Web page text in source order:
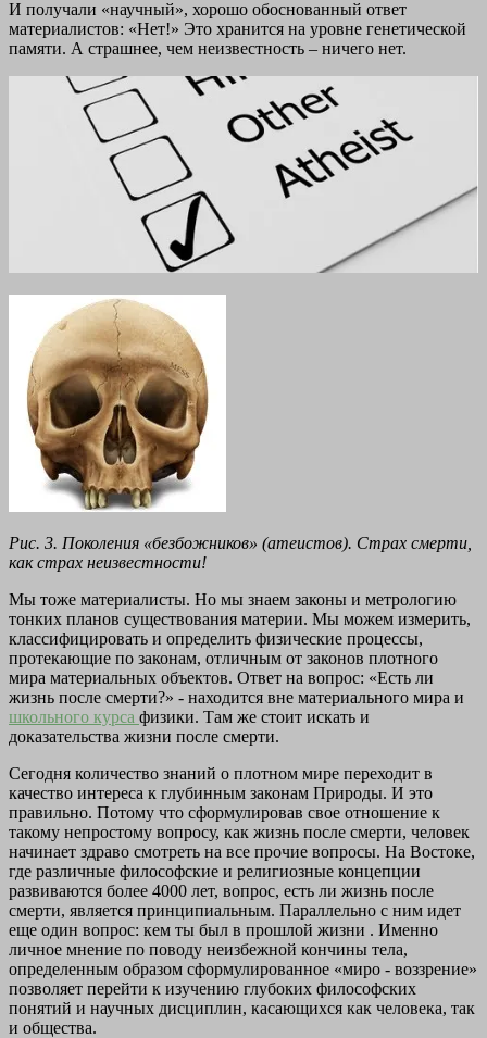
И получали «научный», хорошо обоснованный ответ
материалистов: «Нет!» Это хранится на уровне генетической
памяти. А страшнее, чем неизвестность – ничего нет.
Рис. 3. Поколения «безбожников» (атеистов). Страх смерти,
как страх неизвестности!
Мы тоже материалисты. Но мы знаем законы и метрологию
тонких планов существования материи. Мы можем измерить,
классифицировать и определить физические процессы,
протекающие по законам, отличным от законов плотного
мира материальных объектов. Ответ на вопрос: «Есть ли
жизнь после смерти?» - находится вне материального мира и
школьного курса физики. Там же стоит искать и
доказательства жизни после смерти.
Сегодня количество знаний о плотном мире переходит в
качество интереса к глубинным законам Природы. И это
правильно. Потому что сформулировав свое отношение к
такому непростому вопросу, как жизнь после смерти, человек
начинает здраво смотреть на все прочие вопросы. На Востоке,
где различные философские и религиозные концепции
развиваются более 4000 лет, вопрос, есть ли жизнь после
смерти, является принципиальным. Параллельно с ним идет
еще один вопрос: кем ты был в прошлой жизни . Именно
личное мнение по поводу неизбежной кончины тела,
определенным образом сформулированное «миро - воззрение»
позволяет перейти к изучению глубоких философских
понятий и научных дисциплин, касающихся как человека, так
и общества.